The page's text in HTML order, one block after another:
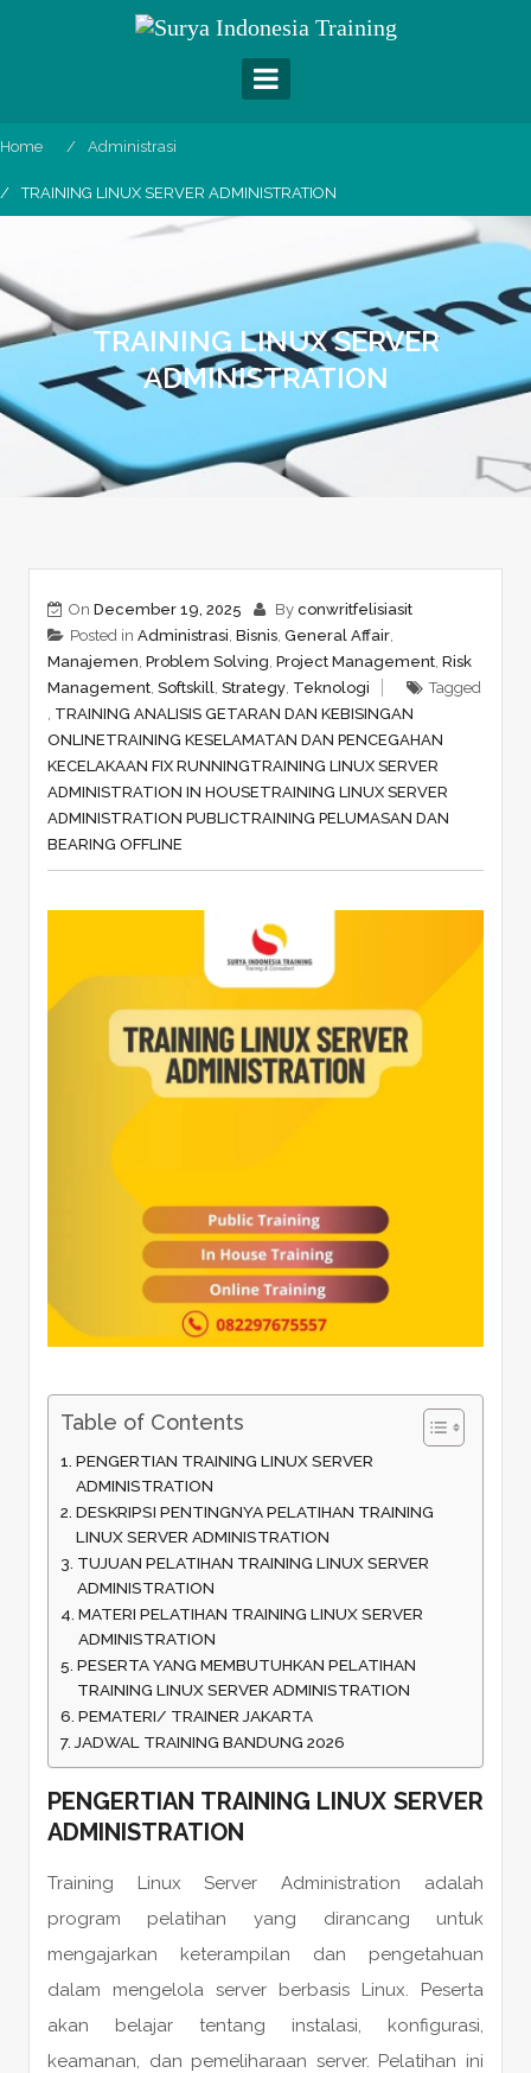
Home Administrasi
TRAINING LINUX SERVER ADMINISTRATION
TRAINING LINUX SERVER
ADMINISTRATION
On December 19, 2025 By conwritfelisiasit
Posted in Administrasi, Bisnis, General Affair,
Manajemen, Problem Solving, Project Management, Risk
Management, Softskill, Strategy, Teknologi
Tagged
, TRAINING ANALISIS GETARAN DAN KEBISINGAN
ONLINETRAINING KESELAMATAN DAN PENCEGAHAN
KECELAKAAN FIX RUNNINGTRAINING LINUX SERVER
ADMINISTRATION IN HOUSETRAINING LINUX SERVER
ADMINISTRATION PUBLICTRAINING PELUMASAN DAN
BEARING OFFLINE
Table of Contents
PENGERTIAN TRAINING LINUX SERVER
ADMINISTRATION
DESKRIPSI PENTINGNYA PELATIHAN TRAINING
LINUX SERVER ADMINISTRATION
TUJUAN PELATIHAN TRAINING LINUX SERVER
ADMINISTRATION
MATERI PELATIHAN TRAINING LINUX SERVER
ADMINISTRATION
PESERTA YANG MEMBUTUHKAN PELATIHAN
TRAINING LINUX SERVER ADMINISTRATION
PEMATERI/ TRAINER JAKARTA
JADWAL TRAINING BANDUNG 2026
PENGERTIAN TRAINING LINUX SERVER
ADMINISTRATION
Training Linux Server Administration adalah
program pelatihan yang dirancang untuk
mengajarkan keterampilan dan pengetahuan
dalam mengelola server berbasis Linux. Peserta
akan belajar tentang instalasi, konfigurasi,
keamanan, dan pemeliharaan server. Pelatihan ini